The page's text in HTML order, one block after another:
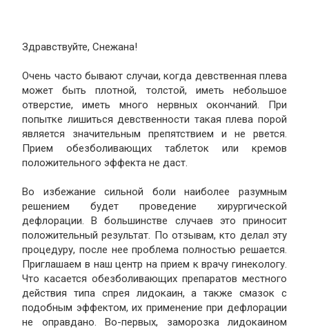
Здравствуйте, Снежана!
Очень часто бывают случаи, когда девственная плева
может быть плотной, толстой, иметь небольшое
отверстие, иметь много нервных окончаний. При
попытке лишиться девственности такая плева порой
является значительным препятствием и не рвется.
Прием обезболивающих таблеток или кремов
положительного эффекта не даст.
Во избежание сильной боли наиболее разумным
решением будет проведение хирургической
дефлорации. В большинстве случаев это приносит
положительный результат. По отзывам, кто делал эту
процедуру, после нее проблема полностью решается.
Приглашаем в наш центр на прием к врачу гинекологу.
Что касается обезболивающих препаратов местного
действия типа спрея лидокаин, а также смазок с
подобным эффектом, их применение при дефлорации
не оправдано. Во-первых, заморозка лидокаином